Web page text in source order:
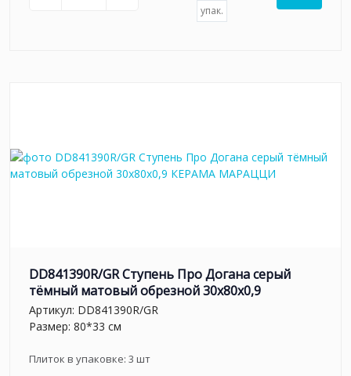
упак.
DD841390R/GR Ступень Про Догана серый
тёмный матовый обрезной 30x80x0,9
Артикул: DD841390R/GR
Размер: 80*33 см
Плиток в упаковке: 3 шт